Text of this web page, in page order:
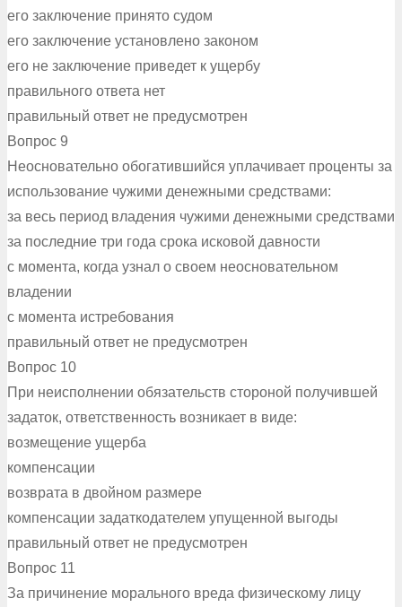
его заключение принято судом
его заключение установлено законом
его не заключение приведет к ущербу
правильного ответа нет
правильный ответ не предусмотрен
Вопрос 9
Неосновательно обогатившийся уплачивает проценты за
использование чужими денежными средствами:
за весь период владения чужими денежными средствами
за последние три года срока исковой давности
с момента, когда узнал о своем неосновательном
владении
с момента истребования
правильный ответ не предусмотрен
Вопрос 10
При неисполнении обязательств стороной получившей
задаток, ответственность возникает в виде:
возмещение ущерба
компенсации
возврата в двойном размере
компенсации задаткодателем упущенной выгоды
правильный ответ не предусмотрен
Вопрос 11
За причинение морального вреда физическому лицу